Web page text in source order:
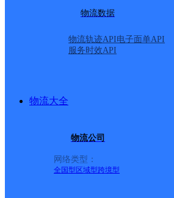
物流数据
物流轨迹API电子面单API
服务时效API
物流大全
物流公司
网络类型：
全国型 区域型跨境型